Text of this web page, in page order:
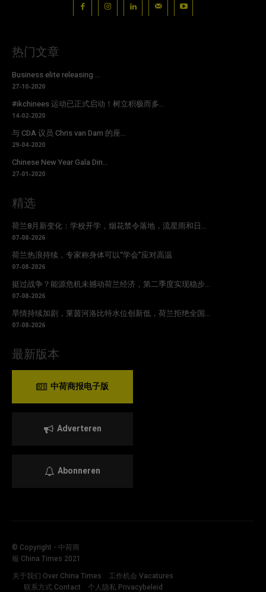
热门文章
Business elite releasing ...
27-10-2020
#ikchinees 运动已正式启动！树立积极而多...
14-02-2020
与 CDA 议员 Chris van Dam 的座...
29-04-2020
Chinese New Year Gala Din...
27-01-2020
精选
荷兰8月新变化：学校开学，烟花禁令落地，流星雨和日...
07-08-2026
荷兰热浪持续，专家称身体可以“学会”应对高温
07-08-2026
挺过战争？能源危机未撼动荷兰经济，第二季度实现稳步...
07-08-2026
旱情持续加剧，莱茵河洛比特水位创新低，荷兰拒绝全国...
07-08-2026
最新版本
中荷商报电子版
Adverteren
Abonneren
© Copyright - 中荷商
報 China Times 2021
关于我们 Over China Times
工作机会 Vacatures
联系方式 Contact
个人隐私 Privacybeleid